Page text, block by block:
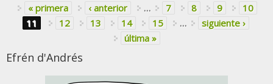
« primera ‹ anterior … 7 8 9
10
11
12 13 14 15 …
siguiente ›
última »
Efrén d'Andrés